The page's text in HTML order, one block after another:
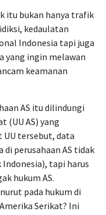
itu bukan hanya trafik
kedaulatan
Indonesia tapi juga
yang ingin melawan
keamanan
AS itu dilindungi
(UU AS) yang
UU tersebut, data
perusahaan AS tidak
tapi harus
hukum AS.
pada hukum di
Serikat? Ini